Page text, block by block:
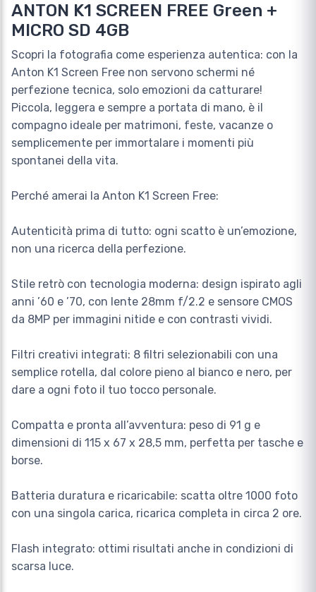
ANTON K1 SCREEN FREE Green +
MICRO SD 4GB
Scopri la fotografia come esperienza autentica: con la
Anton K1 Screen Free non servono schermi né
perfezione tecnica, solo emozioni da catturare!
Piccola, leggera e sempre a portata di mano, è il
compagno ideale per matrimoni, feste, vacanze o
semplicemente per immortalare i momenti più
spontanei della vita.
Perché amerai la Anton K1 Screen Free:
Autenticità prima di tutto: ogni scatto è un’emozione,
non una ricerca della perfezione.
Stile retrò con tecnologia moderna: design ispirato agli
anni ’60 e ’70, con lente 28mm f/2.2 e sensore CMOS
da 8MP per immagini nitide e con contrasti vividi.
Filtri creativi integrati: 8 filtri selezionabili con una
semplice rotella, dal colore pieno al bianco e nero, per
dare a ogni foto il tuo tocco personale.
Compatta e pronta all’avventura: peso di 91 g e
dimensioni di 115 x 67 x 28,5 mm, perfetta per tasche e
borse.
Batteria duratura e ricaricabile: scatta oltre 1000 foto
con una singola carica, ricarica completa in circa 2 ore.
Flash integrato: ottimi risultati anche in condizioni di
scarsa luce.